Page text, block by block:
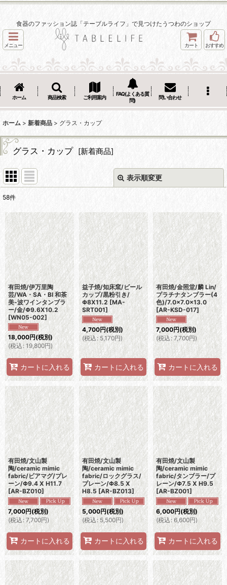
食器のファッション誌「テーブルライフ」で見つけたうつわのショップ
メニュー カート おすすめ
ホーム 商品検索 ご利用案内
FAQ(よくある質
問)
問い合わせ
ホーム > 新着商品 > グラス・カップ
グラス・カップ [新着商品]
表示順変更
サブカテゴリ
表示数:
並び順 :
絞り込む
58件
有田焼/伊万里陶
芸/WA・SA・BI 和茶
美-波ワインタンブラ
ー/金/Φ9.6X10.2
[WN05-002]
18,000円(税別)
(税込 : 19,800円)
カートに入れる
益子焼/知床窯/ビール
カップ/黒粉引き/
Φ8X11.2 [MA-
SRT001]
4,700円(税別)
(税込: 5,170円)
カートに入れる
有田焼/金照堂/麟 Lin/
プラチナタンブラー(4
色)/7.0×7.0×13.0
[AR-KSD-017]
7,000円(税別)
(税込: 7,700円)
カートに入れる
有田焼/文山製
陶/ceramic mimic
fabric/ビアマグ/プレ
ーン/Φ9.4 X H11.7
[AR-BZ010]
7,000円(税別)
(税込: 7,700円)
カートに入れる
有田焼/文山製
陶/ceramic mimic
fabric/ロックグラス/
プレーン/Φ8.5 X
H8.5 [AR-BZ013]
5,000円(税別)
(税込: 5,500円)
カートに入れる
有田焼/文山製
陶/ceramic mimic
fabric/タンブラー/プ
レーン/Φ7.5 X H9.5
[AR-BZ001]
6,000円(税別)
(税込: 6,600円)
カートに入れる